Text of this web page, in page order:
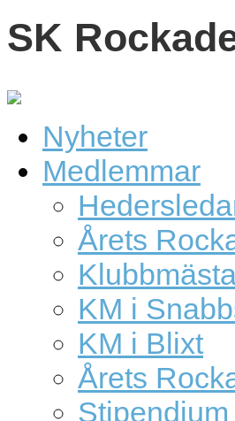
SK
Nyheter
Medlemmar
Årets
KM i
KM i Blixt
Årets
Stipendium